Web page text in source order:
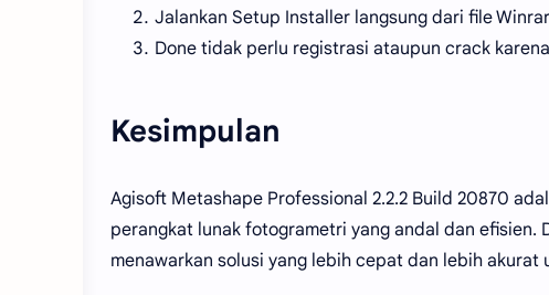
Jalankan Setup Installer langsung dari file
Done tidak perlu registrasi ataupun crack
Kesimpulan
Agisoft Metashape Professional 2.2.2 Build 20870
perangkat lunak fotogrametri yang andal dan
menawarkan solusi yang lebih cepat dan lebih